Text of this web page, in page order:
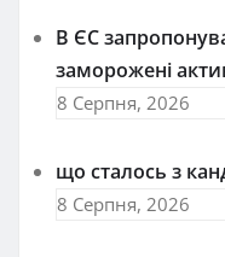
В ЄС
заморожені
8 Серпня, 2026
що сталось з
8 Серпня, 2026